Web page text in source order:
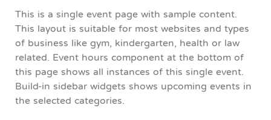
This is a single event page with sample content.
This layout is suitable for most websites and types
of business like gym, kindergarten, health or law
related. Event hours component at the bottom of
this page shows all instances of this single event.
Build-in sidebar widgets shows upcoming events in
the selected categories.